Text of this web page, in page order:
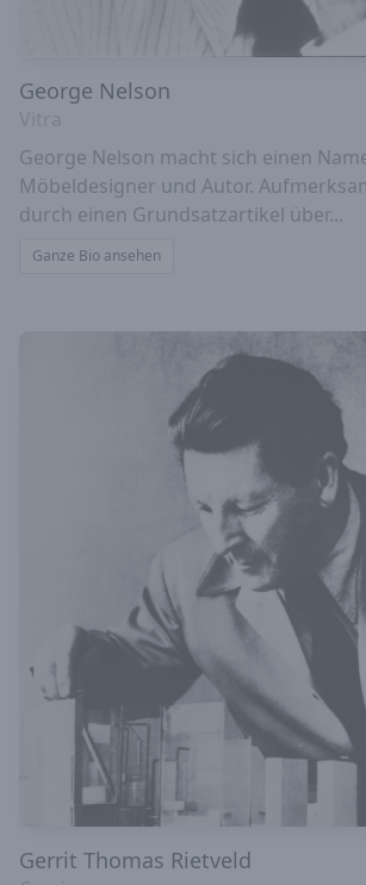
George Nelson
George Nelson macht sich einen
Möbeldesigner und Autor.
durch einen Grundsatzartikel über...
Ganze Bio ansehen
Gerrit Thomas Rietveld